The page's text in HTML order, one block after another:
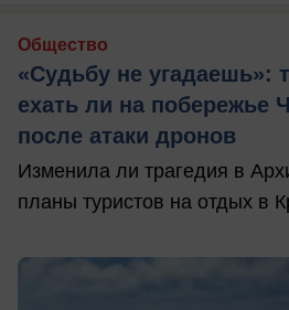
Общество
«Судьбу не угадаешь»:
ехать ли на побережье
после атаки дронов
Изменила ли трагедия в
планы туристов на отдых в